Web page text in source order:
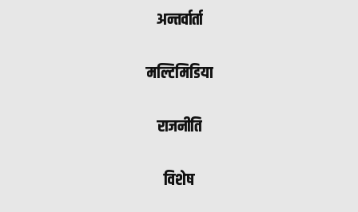
अन्तर्वार्ता
मल्टिमिडिया
राजनीति
विशेष